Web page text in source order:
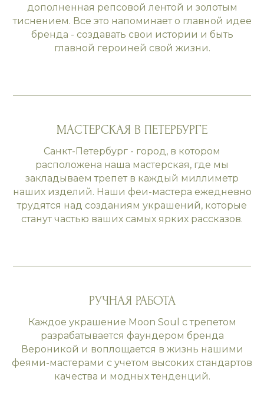
дополненная репсовой лентой и золотым
тиснением. Все это напоминает о главной идее
бренда - создавать свои истории и быть
главной героиней свой жизни.
МАСТЕРСКАЯ В ПЕТЕРБУРГЕ
Санкт-Петербург - город, в котором
расположена наша мастерская, где мы
закладываем трепет в каждый миллиметр
наших изделий. Наши феи-мастера ежедневно
трудятся над созданиям украшений, которые
станут частью ваших самых ярких рассказов.
РУЧНАЯ РАБОТА
Каждое украшение Moon Soul с трепетом
разрабатывается фаундером бренда
Вероникой и воплощается в жизнь нашими
феями-мастерами с учетом высоких стандартов
качества и модных тенденций.